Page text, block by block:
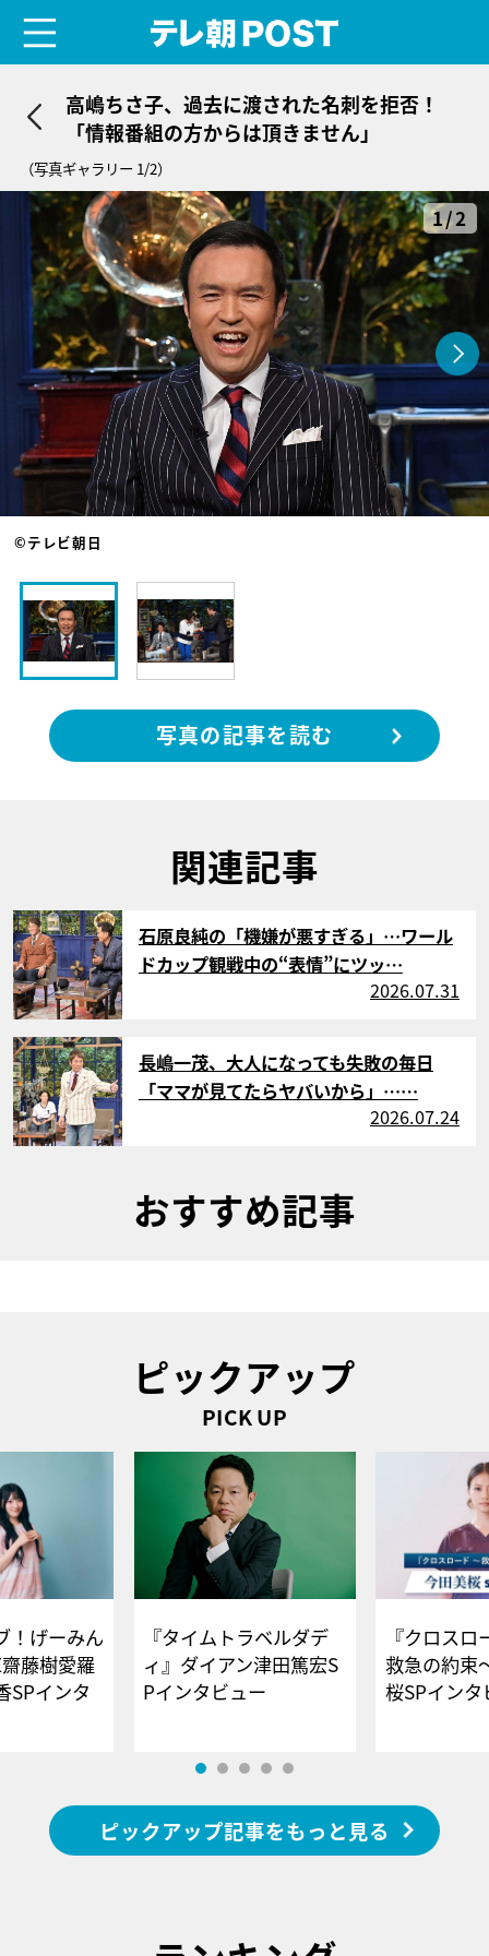
高嶋ちさ子、過去に渡された名刺を拒否！
「情報番組の方からは頂きません」
（写真ギャラリー 1/2）
1/2
©テレビ朝日
写真の記事を読む
関連記事
サムネイル
石原良純の「機嫌が悪すぎる」…ワール
ドカップ観戦中の“表情”にツッ…
2026.07.31
サムネイル
長嶋一茂、大人になっても失敗の毎日
「ママが見てたらヤバいから」……
2026.07.24
おすすめ記事
ピックアップ
PICK UP
！げーみん
藤樹愛羅
SPインタ
『タイムトラベルダデ
ィ』ダイアン津田篤宏S
Pインタビュー
『クロス
救急の約束
桜SPイ
ピックアップ記事をもっと見る